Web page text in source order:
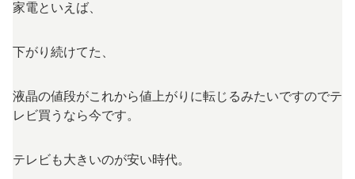
家電といえば、
下がり続けてた、
液晶の値段がこれから値上がりに転じるみたいですのでテ
レビ買うなら今です。
テレビも大きいのが安い時代。